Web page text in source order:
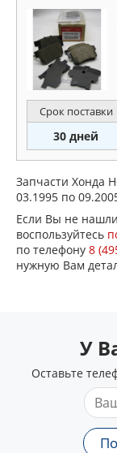
Срок поставки
30 дней
Запчасти Хонда
03.1995 по
Если Вы не
воспользуйтесь
по телефону 8
нужную Вам
У
Оставьте